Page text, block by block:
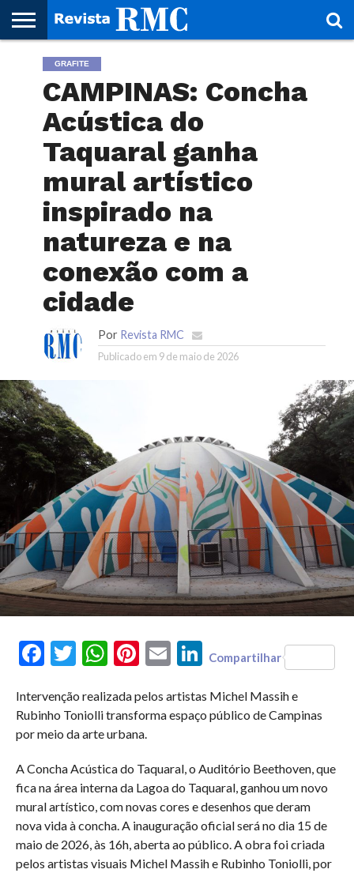
HOME
REVISTA
PROJETO
RMC – 20
ARTE &
NOTÍCIAS
EDIÇÕES
PARCEIROS
FAÇA
SEU
SITE!
FALEGRAFITE
CAMPINAS: Concha
Acústica do
Taquaral ganha
mural artístico
inspirado na
natureza e na
conexão com a
cidade
Por Revista RMC
Publicado em 9 de maio de 2026
FacebookTwitterWhatsAppPinterest
Email LinkedIn
Compartilhar
Intervenção realizada pelos artistas Michel Massih e
Rubinho Toniolli transforma espaço público de Campinas
por meio da arte urbana.
A Concha Acústica do Taquaral, o Auditório Beethoven, que
fica na área interna da Lagoa do Taquaral, ganhou um novo
mural artístico, com novas cores e desenhos que deram
nova vida à concha. A inauguração oficial será no dia 15 de
maio de 2026, às 16h, aberta ao público. A obra foi criada
pelos artistas visuais Michel Massih e Rubinho Toniolli, por